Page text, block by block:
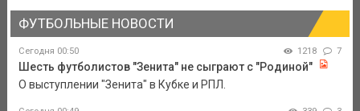
ФУТБОЛЬНЫЕ НОВОСТИ
Сегодня 00:50 1218 7
Шесть футболистов "Зенита" не сыграют с "Родиной"
О выступлении "Зенита" в Кубке и РПЛ.